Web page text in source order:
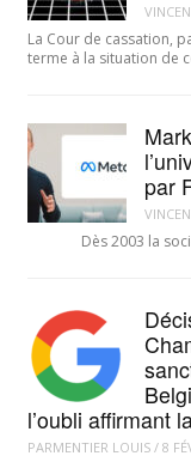
La Cour de cassation,
terme à la situation de
par
Dès 2003 la société
l’oubli affirmant
PARMENTIER LOUIS/ 8